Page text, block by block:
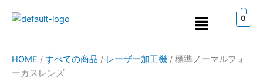
メ
ニ
ー
0
HOME / すべての商品 / レーザー加工機 / 標準ノーマルフォ
ーカスレンズ